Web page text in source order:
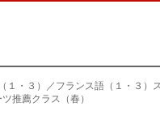
１・３）／フランス語（１・３
推薦クラス（春）